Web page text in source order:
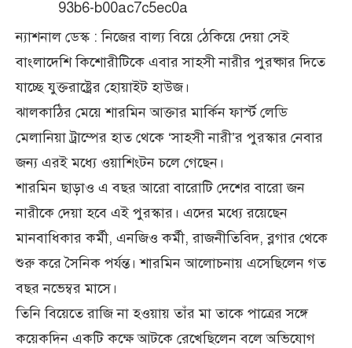
ন্যাশনাল ডেস্ক : নিজের বাল্য বিয়ে ঠেকিয়ে দেয়া সেই
বাংলাদেশি কিশোরীটিকে এবার সাহসী নারীর পুরষ্কার দিতে
যাচ্ছে যুক্তরাষ্ট্রের হোয়াইট হাউজ।
ঝালকাঠির মেয়ে শারমিন আক্তার মার্কিন ফার্স্ট লেডি
মেলানিয়া ট্রাম্পের হাত থেকে ‘সাহসী নারী’র পুরস্কার নেবার
জন্য এরই মধ্যে ওয়াশিংটন চলে গেছেন।
শারমিন ছাড়াও এ বছর আরো বারোটি দেশের বারো জন
নারীকে দেয়া হবে এই পুরস্কার। এদের মধ্যে রয়েছেন
মানবাধিকার কর্মী, এনজিও কর্মী, রাজনীতিবিদ, ব্লগার থেকে
শুরু করে সৈনিক পর্যন্ত। শারমিন আলোচনায় এসেছিলেন গত
বছর নভেম্বর মাসে।
তিনি বিয়েতে রাজি না হওয়ায় তাঁর মা তাকে পাত্রের সঙ্গে
কয়েকদিন একটি কক্ষে আটকে রেখেছিলেন বলে অভিযোগ